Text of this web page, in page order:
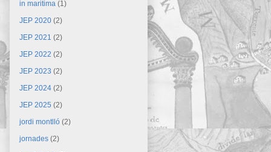
in maritima (1)
JEP 2020 (2)
JEP 2021 (2)
JEP 2022 (2)
JEP 2023 (2)
JEP 2024 (2)
JEP 2025 (2)
jordi montlló (2)
jornades (2)